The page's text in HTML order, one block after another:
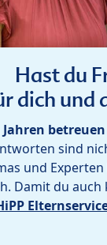
Hast du
dich und
sind
und
Damit du